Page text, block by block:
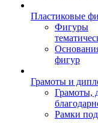
Пластиковые
Фигуры
фигур
Грамоты и
Грамоты,
Рамки